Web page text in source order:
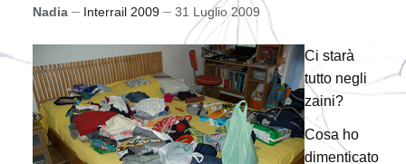
Nadia Interrail 2009 31 Luglio 2009
Ci starà
tutto negli
zaini?
Cosa ho
dimenticato